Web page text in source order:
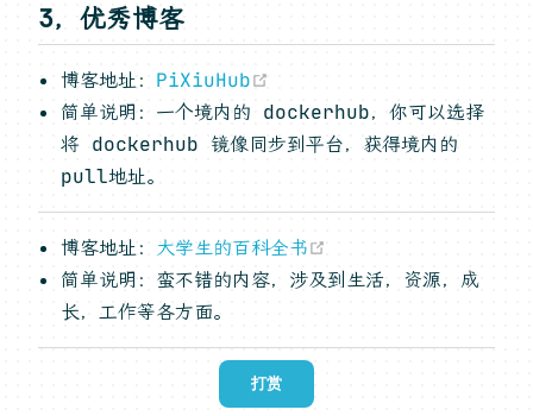
3，优秀博客
博客地址： PiXiuHub
简单说明：一个境内的 dockerhub，你可以选择
将 dockerhub 镜像同步到平台，获得境内的
pull地址。
博客地址： 大学生的百科全书
简单说明：蛮不错的内容，涉及到生活，资源，成
长，工作等各方面。
打赏